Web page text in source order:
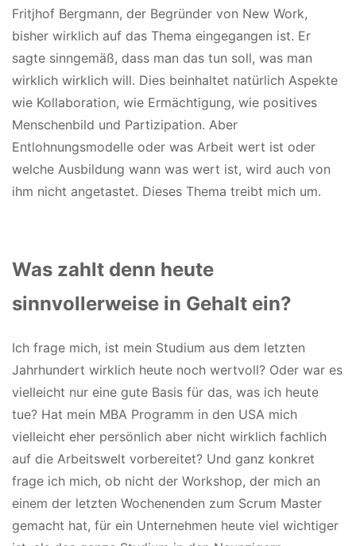
Fritjhof Bergmann, der Begründer von New Work,
bisher wirklich auf das Thema eingegangen ist. Er
sagte sinngemäß, dass man das tun soll, was man
wirklich wirklich will. Dies beinhaltet natürlich Aspekte
wie Kollaboration, wie Ermächtigung, wie positives
Menschenbild und Partizipation. Aber
Entlohnungsmodelle oder was Arbeit wert ist oder
welche Ausbildung wann was wert ist, wird auch von
ihm nicht angetastet. Dieses Thema treibt mich um.
Was zahlt denn heute
sinnvollerweise in Gehalt ein?
Ich frage mich, ist mein Studium aus dem letzten
Jahrhundert wirklich heute noch wertvoll? Oder war es
vielleicht nur eine gute Basis für das, was ich heute
tue? Hat mein MBA Programm in den USA mich
vielleicht eher persönlich aber nicht wirklich fachlich
auf die Arbeitswelt vorbereitet? Und ganz konkret
frage ich mich, ob nicht der Workshop, der mich an
einem der letzten Wochenenden zum Scrum Master
gemacht hat, für ein Unternehmen heute viel wichtiger